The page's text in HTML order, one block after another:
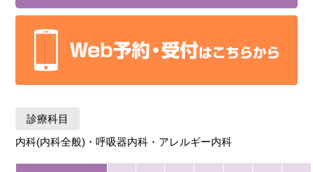
診療科目
内科(内科全般)・呼吸器内科・アレルギー内科